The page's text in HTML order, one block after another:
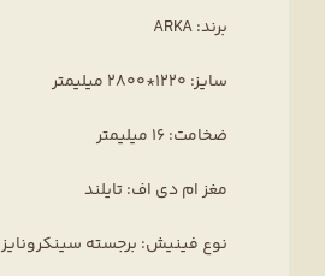
برند: ARKA
سایز: 1220*2800 میلیمتر
ضخامت: 16 میلیمتر
مغز ام دی اف: تایلند
نوع فینیش: برجسته سینکرونایز